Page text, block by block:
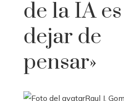
de la IA es
dejar de
pensar»
Raul J.